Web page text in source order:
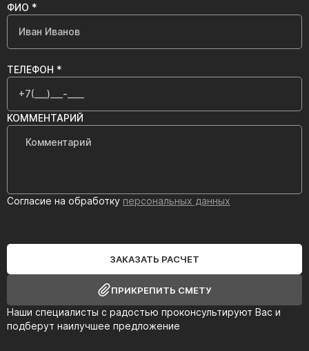
Наши специалисты с радостью проконсультируют Вас и
подберут наилучшее предложение
ФИО *
ТЕЛЕФОН *
КОММЕНТАРИЙ
Согласие на обработку персональных данных
ЗАКАЗАТЬ РАСЧЕТ
ПРИКРЕПИТЬ СМЕТУ